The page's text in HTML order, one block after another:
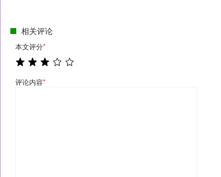
相关评论
本文评分*
评论内容*